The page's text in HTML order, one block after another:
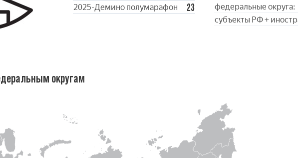
2025-Демино полумарафон 23 федеральные округа:
субъекты РФ +
округам